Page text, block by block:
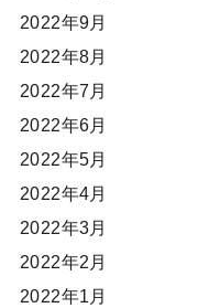
2022年9月
2022年8月
2022年7月
2022年6月
2022年5月
2022年4月
2022年3月
2022年2月
2022年1月